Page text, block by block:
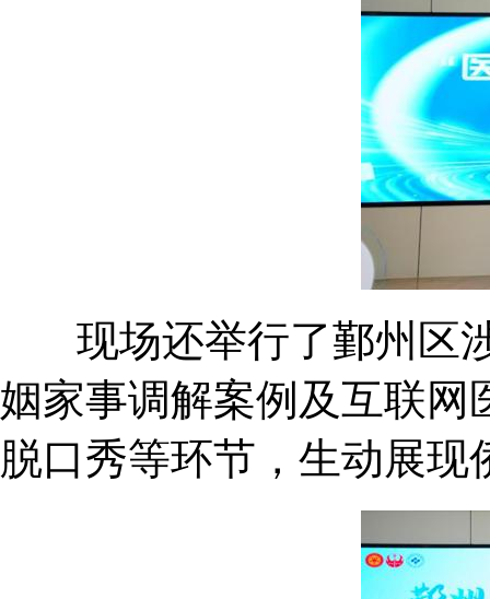
现场还举行了鄞州区涉
姻家事调解案例及互联网
脱口秀等环节，生动展